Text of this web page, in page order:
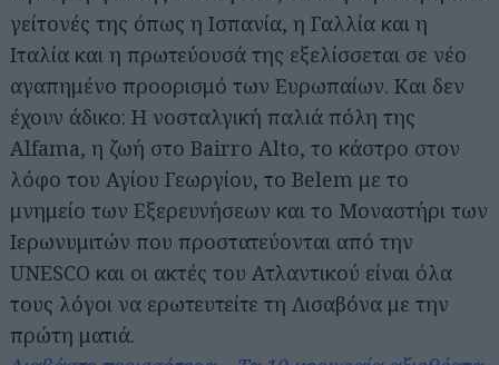
γείτονές της όπως η Ισπανία, η Γαλλία και η
Ιταλία και η πρωτεύουσά της εξελίσσεται σε νέο
αγαπημένο προορισμό των Ευρωπαίων. Και δεν
έχουν άδικο: Η νοσταλγική παλιά πόλη της
Alfama, η ζωή στο Bairro Alto, το κάστρο στον
λόφο του Αγίου Γεωργίου, το Belem με το
μνημείο των Εξερευνήσεων και το Μοναστήρι των
Ιερωνυμιτών που προστατεύονται από την
UNESCO και οι ακτές του Ατλαντικού είναι όλα
τους λόγοι να ερωτευτείτε τη Λισαβόνα με την
πρώτη ματιά.